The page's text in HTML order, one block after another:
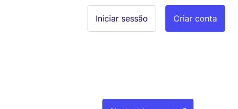
Criar conta
Iniciar sessão